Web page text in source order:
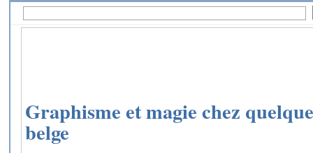
Graphisme et magie chez
belge